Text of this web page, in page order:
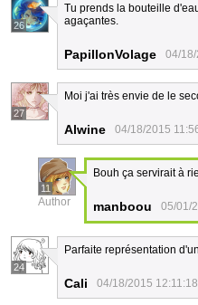
26
Tu prends la bouteille
agaçantes.
PapillonVolage 04/
27
Moi j'ai très envie de le
Alwine 04/18/2015
11
Author
Bouh ça servirait à
manboou 05/01/
24
Parfaite représentation
Cali 04/18/2015 12:11:18